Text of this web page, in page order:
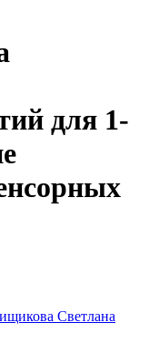
для 1-
Светлана